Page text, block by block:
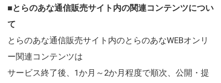
■とらのあな通信販売サイト内の関連コンテンツについ
て
とらのあな通信販売サイト内のとらのあなWEBオンリ
ー関連コンテンツは
サービス終了後、1か月～2か月程度で順次、公開・提